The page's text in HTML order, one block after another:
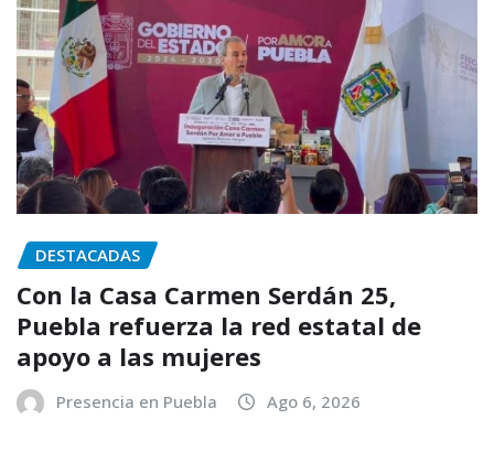
DESTACADAS
Con la Casa Carmen Serdán 25,
Puebla refuerza la red estatal de
apoyo a las mujeres
Presencia en Puebla Ago 6, 2026